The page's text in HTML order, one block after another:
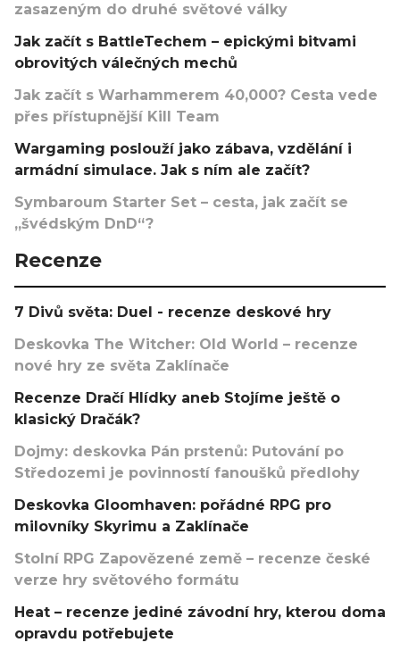
zasazeným do druhé světové války
Jak začít s BattleTechem – epickými bitvami
obrovitých válečných mechů
Jak začít s Warhammerem 40,000? Cesta vede
přes přístupnější Kill Team
Wargaming poslouží jako zábava, vzdělání i
armádní simulace. Jak s ním ale začít?
Symbaroum Starter Set – cesta, jak začít se
„švédským DnD“?
Recenze
7 Divů světa: Duel - recenze deskové hry
Deskovka The Witcher: Old World – recenze
nové hry ze světa Zaklínače
Recenze Dračí Hlídky aneb Stojíme ještě o
klasický Dračák?
Dojmy: deskovka Pán prstenů: Putování po
Středozemi je povinností fanoušků předlohy
Deskovka Gloomhaven: pořádné RPG pro
milovníky Skyrimu a Zaklínače
Stolní RPG Zapovězené země – recenze české
verze hry světového formátu
Heat – recenze jediné závodní hry, kterou doma
opravdu potřebujete